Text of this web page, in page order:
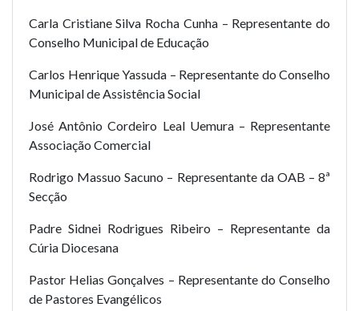
Carla Cristiane Silva Rocha Cunha – Representante do
Conselho Municipal de Educação
Carlos Henrique Yassuda – Representante do Conselho
Municipal de Assistência Social
José Antônio Cordeiro Leal Uemura – Representante
Associação Comercial
Rodrigo Massuo Sacuno – Representante da OAB – 8ª
Secção
Padre Sidnei Rodrigues Ribeiro – Representante da
Cúria Diocesana
Pastor Helias Gonçalves – Representante do Conselho
de Pastores Evangélicos